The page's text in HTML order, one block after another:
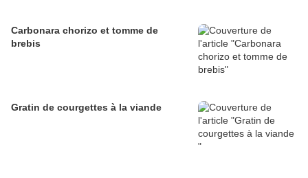
Carbonara chorizo et tomme de
brebis
Gratin de courgettes à la viande